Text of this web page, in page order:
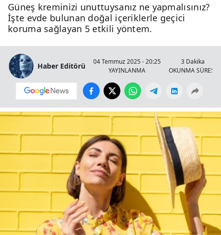
Güneş kreminizi unuttuysanız ne yapmalısınız?
İşte evde bulunan doğal içeriklerle geçici
koruma sağlayan 5 etkili yöntem.
Haber Editörü
04 Temmuz 2025 - 20:25
YAYINLANMA
3 Dakika
OKUNMA SÜRESİ